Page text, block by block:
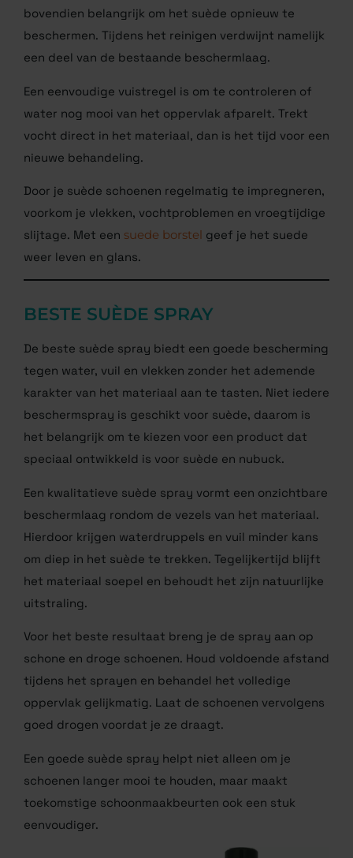
bovendien belangrijk om het suède opnieuw te
beschermen. Tijdens het reinigen verdwijnt namelijk
een deel van de bestaande beschermlaag.
Een eenvoudige vuistregel is om te controleren of
water nog mooi van het oppervlak afparelt. Trekt
vocht direct in het materiaal, dan is het tijd voor een
nieuwe behandeling.
Door je suède schoenen regelmatig te impregneren,
voorkom je vlekken, vochtproblemen en vroegtijdige
slijtage. Met een suede borstel geef je het suede
weer leven en glans.
BESTE SUÈDE SPRAY
De beste suède spray biedt een goede bescherming
tegen water, vuil en vlekken zonder het ademende
karakter van het materiaal aan te tasten. Niet iedere
beschermspray is geschikt voor suède, daarom is
het belangrijk om te kiezen voor een product dat
speciaal ontwikkeld is voor suède en nubuck.
Een kwalitatieve suède spray vormt een onzichtbare
beschermlaag rondom de vezels van het materiaal.
Hierdoor krijgen waterdruppels en vuil minder kans
om diep in het suède te trekken. Tegelijkertijd blijft
het materiaal soepel en behoudt het zijn natuurlijke
uitstraling.
Voor het beste resultaat breng je de spray aan op
schone en droge schoenen. Houd voldoende afstand
tijdens het sprayen en behandel het volledige
oppervlak gelijkmatig. Laat de schoenen vervolgens
goed drogen voordat je ze draagt.
Een goede suède spray helpt niet alleen om je
schoenen langer mooi te houden, maar maakt
toekomstige schoonmaakbeurten ook een stuk
eenvoudiger.